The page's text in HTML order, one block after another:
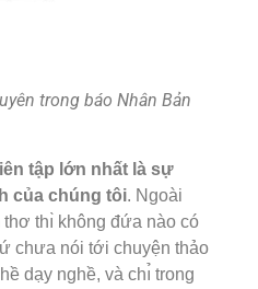
trong báo Nhân Bản
tập lớn nhất là sự
của chúng tôi. Ngoài
thı̀ không đứa nào có
chưa nói tới chuyện thảo
dạy nghề, và chı̉ trong